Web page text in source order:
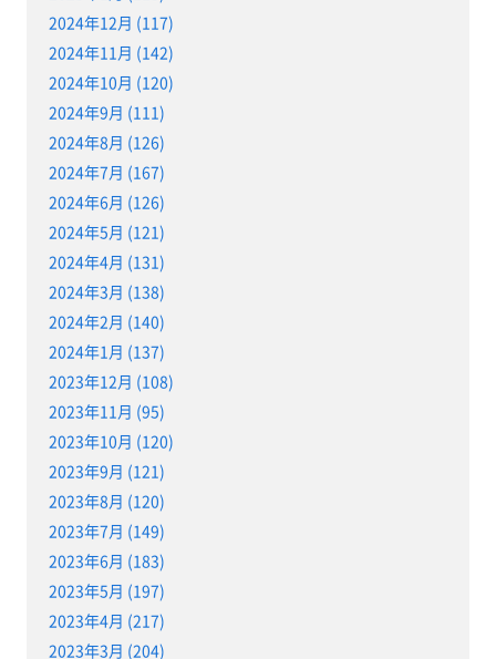
2024年12月 (117)
2024年11月 (142)
2024年10月 (120)
2024年9月 (111)
2024年8月 (126)
2024年7月 (167)
2024年6月 (126)
2024年5月 (121)
2024年4月 (131)
2024年3月 (138)
2024年2月 (140)
2024年1月 (137)
2023年12月 (108)
2023年11月 (95)
2023年10月 (120)
2023年9月 (121)
2023年8月 (120)
2023年7月 (149)
2023年6月 (183)
2023年5月 (197)
2023年4月 (217)
2023年3月 (204)